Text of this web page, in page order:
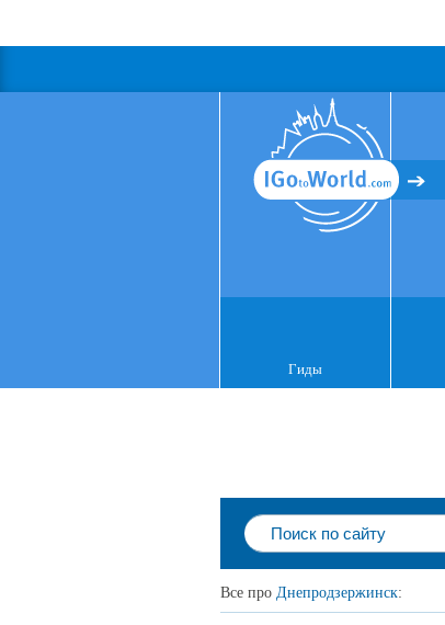
Гиды
Все про Днепродзержинск: